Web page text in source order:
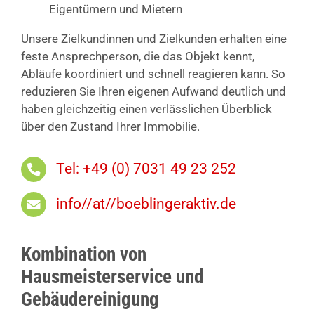
Eigentümern und Mietern
Unsere Zielkundinnen und Zielkunden erhalten eine
feste Ansprechperson, die das Objekt kennt,
Abläufe koordiniert und schnell reagieren kann. So
reduzieren Sie Ihren eigenen Aufwand deutlich und
haben gleichzeitig einen verlässlichen Überblick
über den Zustand Ihrer Immobilie.
Tel: +49 (0) 7031 49 23 252
info//at//boeblingeraktiv.de
Kombination von
Hausmeisterservice und
Gebäudereinigung